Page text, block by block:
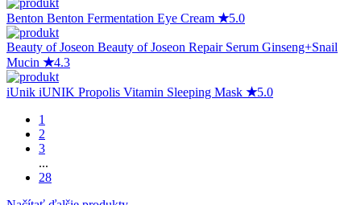
Benton Benton Fermentation Eye Cream ★5.0
Beauty of Joseon Beauty of Joseon Repair Serum Ginseng+Snail
Mucin ★4.3
iUnik iUNIK Propolis Vitamin Sleeping Mask ★5.0
1
2
3
...
28